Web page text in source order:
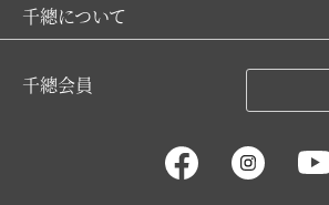
千總について
千總会員